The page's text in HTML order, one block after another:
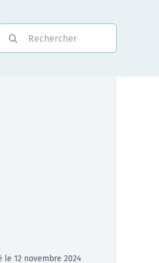
réactive a été mise en
questions urgentes
le 12 novembre 2024